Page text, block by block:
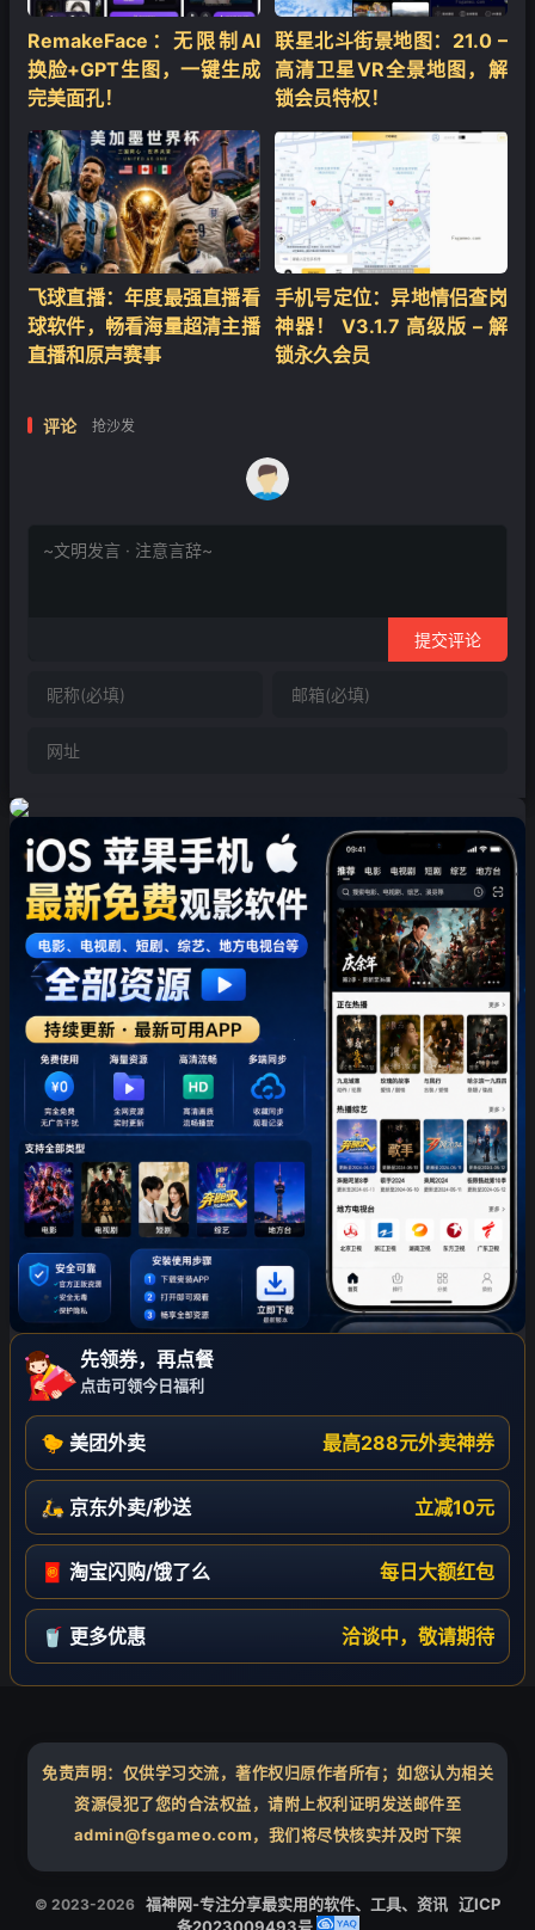
RemakeFace：无限制AI
换脸+GPT生图，一键生成
完美面孔！
联星北斗街景地图：21.0 –
高清卫星VR全景地图，解
锁会员特权！
飞球直播：年度最强直播看
球软件，畅看海量超清主播
直播和原声赛事
手机号定位：异地情侣查岗
神器！ V3.1.7 高级版 – 解
锁永久会员
评论 抢沙发
提交评论
先领券，再点餐
点击可领今日福利
🐤 美团外卖 最高288元外卖神券
🛵 京东外卖/秒送 立减10元
🧧 淘宝闪购/饿了么 每日大额红包
🥤 更多优惠 洽谈中，敬请期待
免责声明：仅供学习交流，著作权归原作者所有；如您认为相关
资源侵犯了您的合法权益，请附上权利证明发送邮件至
admin@fsgameo.com，我们将尽快核实并及时下架
© 2023-2026 福神网-专注分享最实用的软件、工具、资讯 辽ICP